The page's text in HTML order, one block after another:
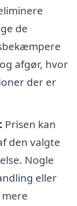
de
afgør, hvor
der er
Prisen kan
den valgte
Nogle
eller